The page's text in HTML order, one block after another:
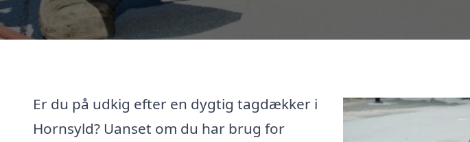
Er du på udkig efter en dygtig tagdækker i
Hornsyld? Uanset om du har brug for